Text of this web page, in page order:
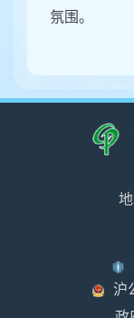
氛围。
沪